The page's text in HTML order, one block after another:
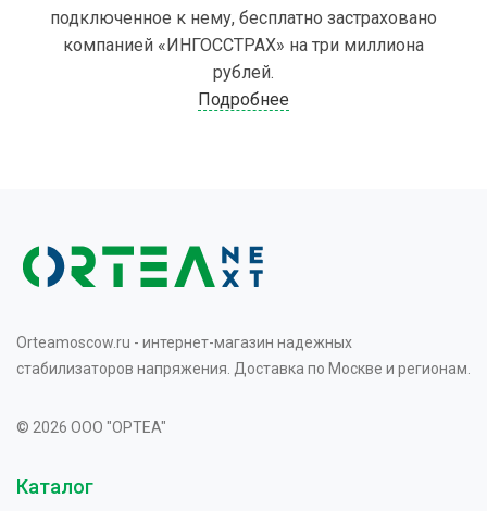
подключенное к нему, бесплатно застраховано
компанией «ИНГОССТРАХ» на три миллиона
рублей.
Подробнее
Orteamoscow.ru - интернет-магазин надежных
стабилизаторов напряжения. Доставка по Москве и регионам.
© 2026 OOO "OPTEA"
Каталог